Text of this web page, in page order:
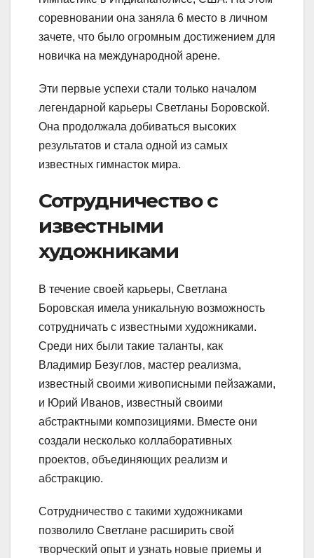
соревновании она заняла 6 место в личном
зачете, что было огромным достижением для
новичка на международной арене.
Эти первые успехи стали только началом
легендарной карьеры Светланы Боровской.
Она продолжала добиваться высоких
результатов и стала одной из самых
известных гимнасток мира.
Сотрудничество с
известными
художниками
В течение своей карьеры, Светлана
Боровская имела уникальную возможность
сотрудничать с известными художниками.
Среди них были такие таланты, как
Владимир Безуглов, мастер реализма,
известный своими живописными пейзажами,
и Юрий Иванов, известный своими
абстрактными композициями. Вместе они
создали несколько коллаборативных
проектов, объединяющих реализм и
абстракцию.
Сотрудничество с такими художниками
позволило Светлане расширить свой
творческий опыт и узнать новые приемы и